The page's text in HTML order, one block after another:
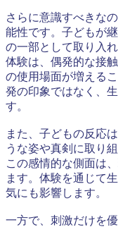
さらに意識すべきな
能性です。子どもが
の一部として取り入
体験は、偶発的な接
の使用場面が増える
発の印象ではなく、
す。
また、子どもの反応
うな姿や真剣に取り
この感情的な側面は
ます。体験を通じて
気にも影響します。
一方で、刺激だけを